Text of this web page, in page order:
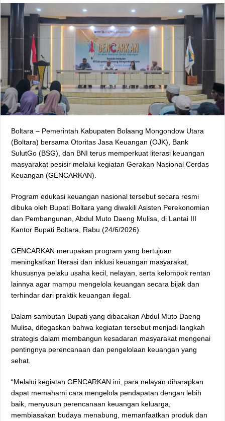
Boltara – Pemerintah Kabupaten Bolaang Mongondow Utara
(Boltara) bersama Otoritas Jasa Keuangan (OJK), Bank
SulutGo (BSG), dan BNI terus memperkuat literasi keuangan
masyarakat pesisir melalui kegiatan Gerakan Nasional Cerdas
Keuangan (GENCARKAN).
Program edukasi keuangan nasional tersebut secara resmi
dibuka oleh Bupati Boltara yang diwakili Asisten Perekonomian
dan Pembangunan, Abdul Muto Daeng Mulisa, di Lantai III
Kantor Bupati Boltara, Rabu (24/6/2026).
GENCARKAN merupakan program yang bertujuan
meningkatkan literasi dan inklusi keuangan masyarakat,
khususnya pelaku usaha kecil, nelayan, serta kelompok rentan
lainnya agar mampu mengelola keuangan secara bijak dan
terhindar dari praktik keuangan ilegal.
Dalam sambutan Bupati yang dibacakan Abdul Muto Daeng
Mulisa, ditegaskan bahwa kegiatan tersebut menjadi langkah
strategis dalam membangun kesadaran masyarakat mengenai
pentingnya perencanaan dan pengelolaan keuangan yang
sehat.
“Melalui kegiatan GENCARKAN ini, para nelayan diharapkan
dapat memahami cara mengelola pendapatan dengan lebih
baik, menyusun perencanaan keuangan keluarga,
membiasakan budaya menabung, memanfaatkan produk dan